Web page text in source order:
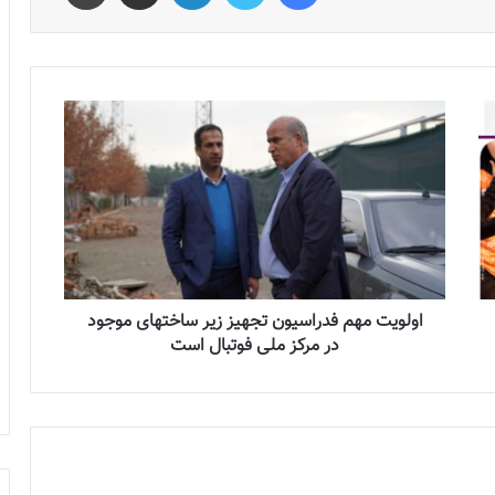
اولویت مهم فدراسیون تجهیز زیر ساختهای موجود
در مرکز ملی فوتبال است